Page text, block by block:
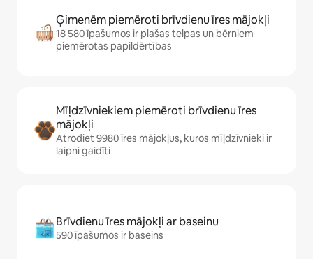
Ģimenēm piemēroti brīvdienu īres mājokļi
18 580 īpašumos ir plašas telpas un bērniem
piemērotas papildērtības
Mīļdzīvniekiem piemēroti brīvdienu īres
mājokļi
Atrodiet 9980 īres mājokļus, kuros mīļdzīvnieki ir
laipni gaidīti
Brīvdienu īres mājokļi ar baseinu
590 īpašumos ir baseins